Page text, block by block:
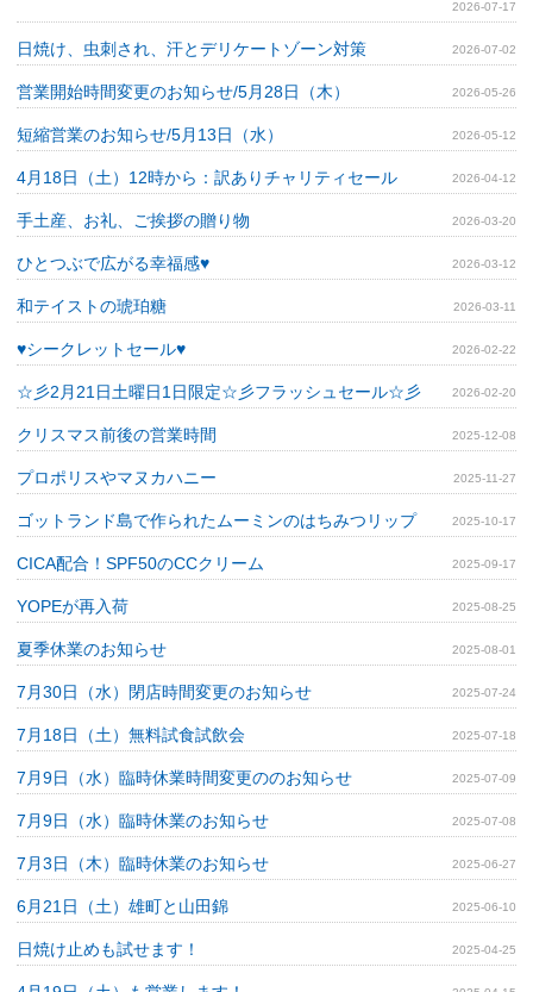
2026-07-17
日焼け、虫刺され、汗とデリケートゾーン対策 2026-07-02
営業開始時間変更のお知らせ/5月28日（木） 2026-05-26
短縮営業のお知らせ/5月13日（水） 2026-05-12
4月18日（土）12時から：訳ありチャリティセール 2026-04-12
手土産、お礼、ご挨拶の贈り物 2026-03-20
ひとつぶで広がる幸福感♥ 2026-03-12
和テイストの琥珀糖 2026-03-11
♥シークレットセール♥ 2026-02-22
☆彡2月21日土曜日1日限定☆彡フラッシュセール☆彡 2026-02-20
クリスマス前後の営業時間 2025-12-08
プロポリスやマヌカハニー 2025-11-27
ゴットランド島で作られたムーミンのはちみつリップ 2025-10-17
CICA配合！SPF50のCCクリーム 2025-09-17
YOPEが再入荷 2025-08-25
夏季休業のお知らせ 2025-08-01
7月30日（水）閉店時間変更のお知らせ 2025-07-24
7月18日（土）無料試食試飲会 2025-07-18
7月9日（水）臨時休業時間変更ののお知らせ 2025-07-09
7月9日（水）臨時休業のお知らせ 2025-07-08
7月3日（木）臨時休業のお知らせ 2025-06-27
6月21日（土）雄町と山田錦 2025-06-10
日焼け止めも試せます！ 2025-04-25